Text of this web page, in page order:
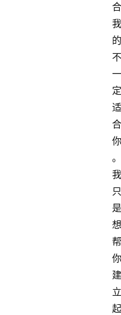
合
我
的
不
一
定
适
合
你
。
我
只
是
想
帮
你
建
立
起